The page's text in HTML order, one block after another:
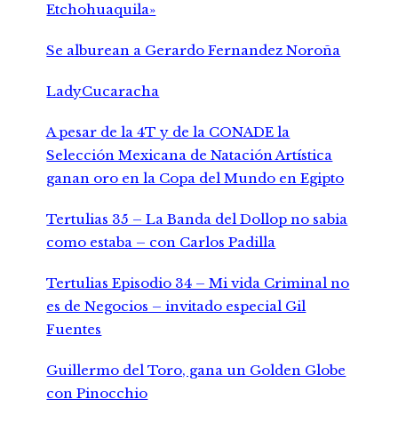
Etchohuaquila»
Se alburean a Gerardo Fernandez Noroña
LadyCucaracha
A pesar de la 4T y de la CONADE la
Selección Mexicana de Natación Artística
ganan oro en la Copa del Mundo en Egipto
Tertulias 35 – La Banda del Dollop no sabia
como estaba – con Carlos Padilla
Tertulias Episodio 34 – Mi vida Criminal no
es de Negocios – invitado especial Gil
Fuentes
Guillermo del Toro, gana un Golden Globe
con Pinocchio